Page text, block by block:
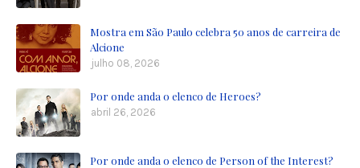
Mostra em São Paulo celebra 50 anos de carreira de
Alcione
julho 08, 2026
Por onde anda o elenco de Heroes?
abril 26, 2026
Por onde anda o elenco de Person of the Interest?